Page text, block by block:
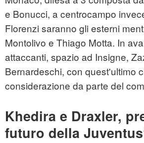
e Bonucci, a centrocampo
Florenzi saranno gli esterni
Montolivo e Thiago Motta. In
attaccanti, spazio ad Insigne,
Bernardeschi, con quest'ultimo
considerazione da parte del
Khedira e Draxler,
futuro della